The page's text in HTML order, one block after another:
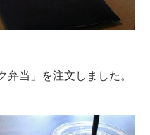
弁当」を注文しました。